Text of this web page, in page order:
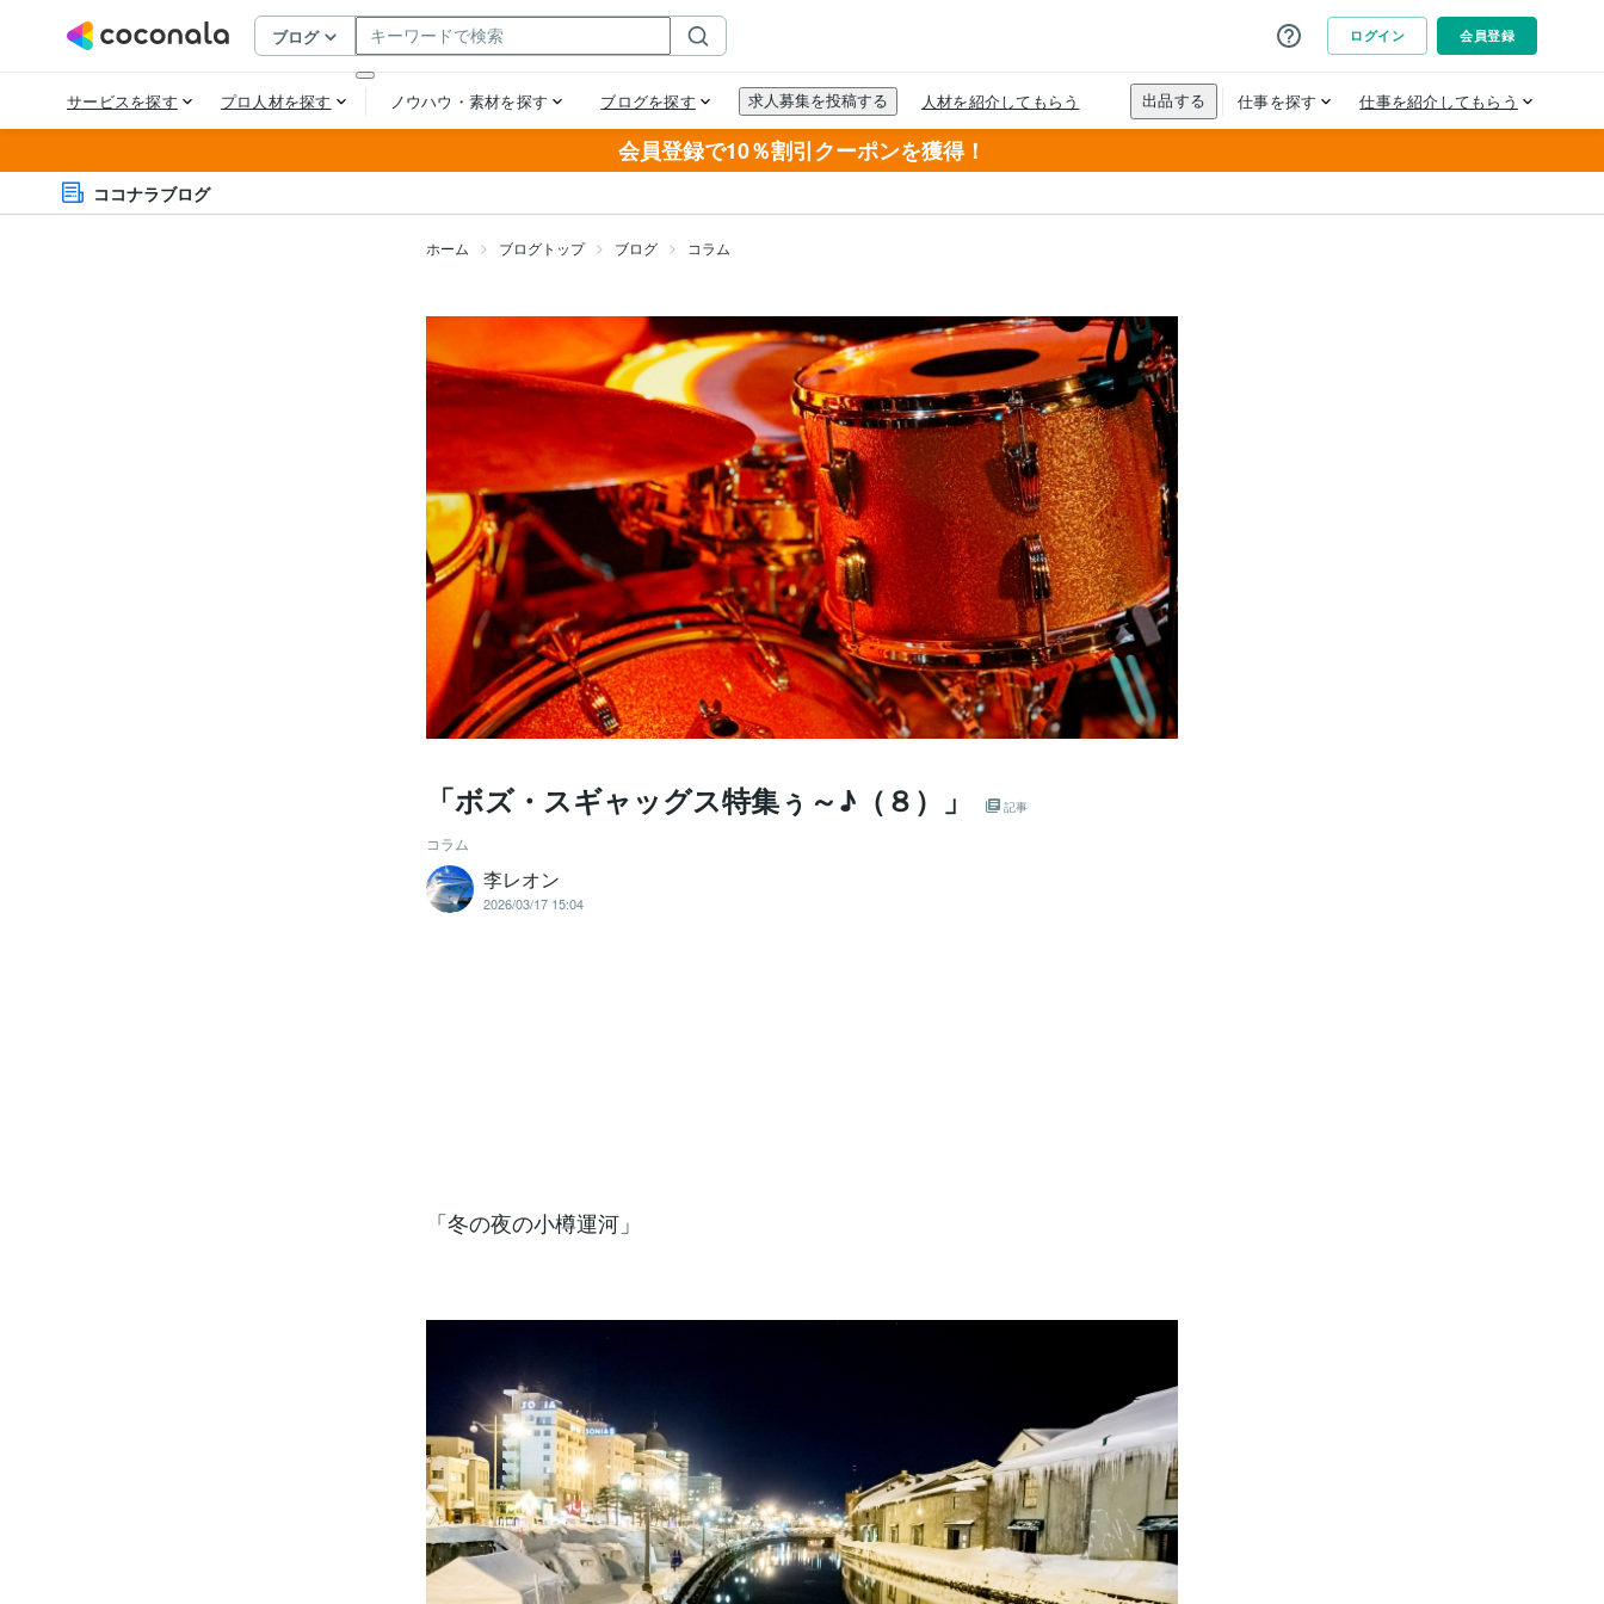
会員登録で10％割引クーポンを獲得！
ココナラブログ
ホーム ブログトップ ブログ コラム
「ボズ・スギャッグス特集ぅ～♪（８）」 記事
コラム
李レオン
2026/03/17 15:04
「冬の夜の小樽運河」